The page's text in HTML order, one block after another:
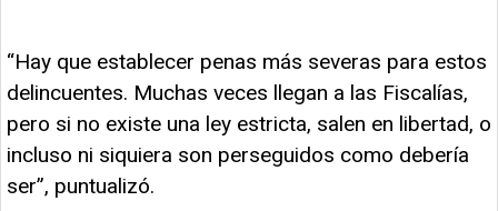
“Hay que establecer penas más severas para estos
delincuentes. Muchas veces llegan a las Fiscalías,
pero si no existe una ley estricta, salen en libertad, o
incluso ni siquiera son perseguidos como debería
ser”, puntualizó.